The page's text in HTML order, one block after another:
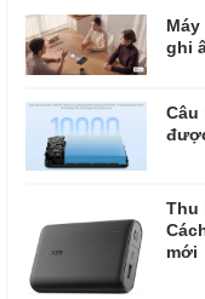
ghi
Thu
mới